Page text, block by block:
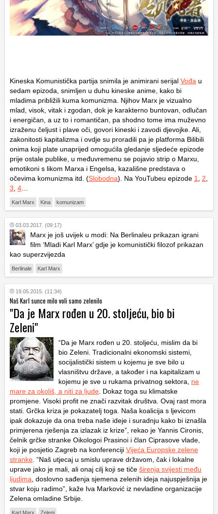
Kineska Komunistička partija snimila je animirani serijal Vođa u
sedam epizoda, snimljen u duhu kineske anime, kako bi
mladima približili kuma komunizma. Njihov Marx je vizualno
mlad, visok, vitak i zgodan, dok je karakterno buntovan, odlučan
i energičan, a uz to i romantičan, pa shodno tome ima muževno
izraženu čeljust i plave oči, govori kineski i zavodi djevojke. Ali,
zakonitosti kapitalizma i ovdje su proradili pa je platforma Bilibili
onima koji plate unaprijed omogućila gledanje sljedeće epizode
prije ostale publike, u međuvremenu se pojavio strip o Marxu,
emotikoni s likom Marxa i Engelsa, kazališne predstava o
očevima komunizma itd. (Slobodna). Na YouTubeu epizode 1, 2,
3, 4…
Karl Marx Kina komunizam
03.03.2017. (09:17)
Marx je još uvijek u modi: Na Berlinaleu prikazan igrani
film ‘Mladi Karl Marx’ gdje je komunistički filozof prikazan
kao superzvijezda
Berlinale Karl Marx
19.05.2015. (11:34)
Naš Karl sunce milo voli samo zelenilo
"Da je Marx rođen u 20. stoljeću, bio bi
Zeleni"
“Da je Marx rođen u 20. stoljeću, mislim da bi
bio Zeleni. Tradicionalni ekonomski sistemi,
socijalistički sistem u kojemu je sve bilo u
vlasništvu države, a također i na kapitalizam u
kojemu je sve u rukama privatnog sektora, ne
mare za okoliš, a niti za ljude. Dokaz toga su klimatske
promjene. Visoki profit ne znači razvitak društva. Ovaj rast mora
stati. Grčka kriza je pokazatelj toga. Naša koalicija s ljevicom
ipak dokazuje da ona treba naše ideje i suradnju kako bi iznašla
primjerena rješenja za izlazak iz krize”, rekao je Yannis Cironis,
čelnik grčke stranke Oikologoi Prasinoi i član Ciprasove vlade,
koji je posjetio Zagreb na konferenciji Vijeća Europske zelene
stranke. “Naš utjecaj u smislu uprave državom, čak i lokalne
uprave jako je mali, ali onaj cilj koji se tiče širenja svijesti među
ljudima, doslovno sađenja sjemena zelenih ideja najuspješnija je
stvar koju radimo”, kaže Iva Marković iz nevladine organizacije
Zelena omladine Srbije.
Karl Marx Zeleni